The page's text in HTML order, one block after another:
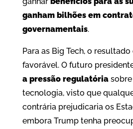
ganham bilhões em
governamentais.
Para as Big Tech, o
favorável. O futuro
a pressão regulatóriasobre
tecnologia, visto que
contrária prejudicaria os
embora Trump tenha